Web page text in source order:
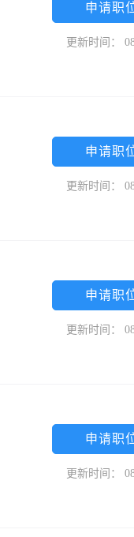
申请职
更新时间：
申请职
更新时间：
申请职
更新时间：
申请职
更新时间：